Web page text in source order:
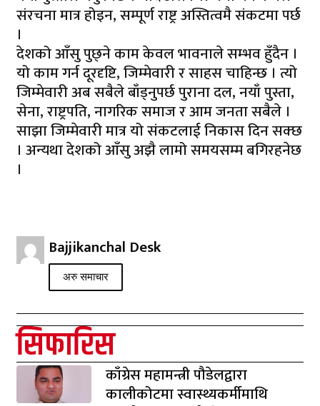
संरचना मात्र होइन, सम्पूर्ण राष्ट्र अस्तित्वमै संकटमा पर्छ
।
देशको आँसु पुछ्ने काम केवल भावनाले सम्भव हुँदैन ।
यो काम गर्न दूरदृष्टि, जिम्मेवारी र साहस चाहिन्छ । त्यो
जिम्मेवारी अब सबैले बाँड्नुपर्छ पुराना दल, नयाँ पुस्ता,
सेना, राष्ट्रपति, नागरिक समाज र आम जनता सबैले ।
साझा जिम्मेवारी मात्र यो संकटलाई निकास दिन सक्छ
। अन्यथा देशको आँसु अझै लामो समयसम्म बगिरहनेछ
।
Bajjikanchal Desk
अरु समाचार
सिफारिस
काँग्रेस महामन्त्री पौडेलद्वारा
कालीकोटमा स्वास्थ्यकर्मीमाथि